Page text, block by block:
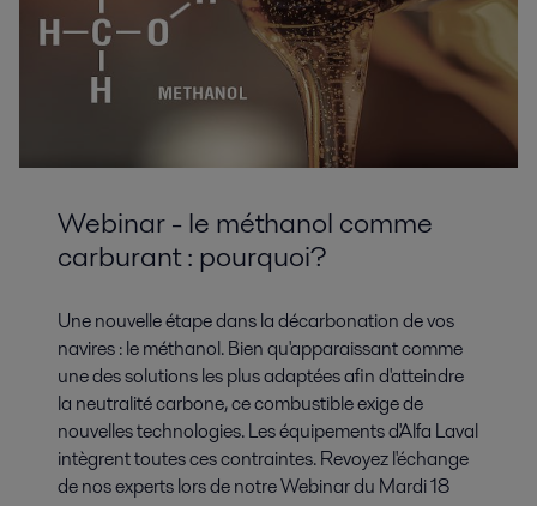
Webinar - le méthanol comme
carburant : pourquoi?
Une nouvelle étape dans la décarbonation de vos
navires : le méthanol. Bien qu'apparaissant comme
une des solutions les plus adaptées afin d'atteindre
la neutralité carbone, ce combustible exige de
nouvelles technologies. Les équipements d'Alfa Laval
intègrent toutes ces contraintes. Revoyez l'échange
de nos experts lors de notre Webinar du Mardi 18